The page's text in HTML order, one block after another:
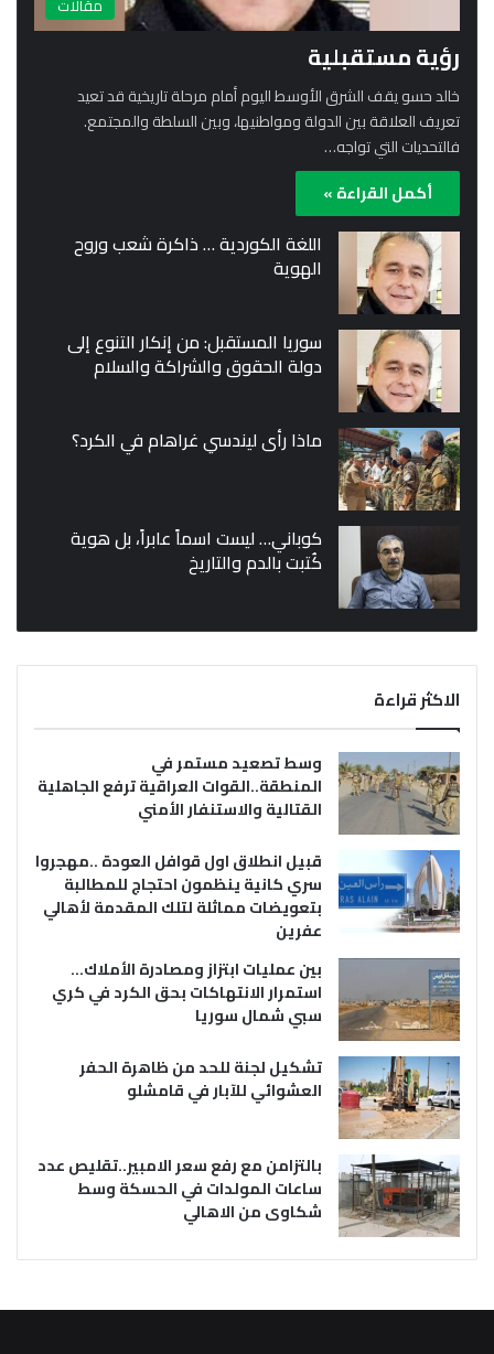
مقالات
رؤية مستقبلية
خالد حسو يقف الشرق الأوسط اليوم أمام مرحلة تاريخية قد تعيد
تعريف العلاقة بين الدولة ومواطنيها، وبين السلطة والمجتمع.
فالتحديات التي تواجه…
أكمل القراءة »
اللغة الكوردية … ذاكرة شعب وروح
الهوية
سوريا المستقبل: من إنكار التنوع إلى
دولة الحقوق والشراكة والسلام
ماذا رأى ليندسي غراهام في الكرد؟
كوباني… ليست اسماً عابراً، بل هوية
كُتبت بالدم والتاريخ
الاكثر قراءة
وسط تصعيد مستمر في
المنطقة..القوات العراقية ترفع الجاهلية
القتالية والاستنفار الأمني
قبيل انطلاق اول قوافل العودة ..مهجروا
سري كانية ينظمون احتجاج للمطالبة
بتعويضات مماثلة لتلك المقدمة لأهالي
عفرين
بين عمليات ابتزاز ومصادرة الأملاك…
استمرار الانتهاكات بحق الكرد في كري
سبي شمال سوريا
تشكيل لجنة للحد من ظاهرة الحفر
العشوائي للآبار في قامشلو
بالتزامن مع رفع سعر الامبير..تقليص عدد
ساعات المولدات في الحسكة وسط
شكاوى من الاهالي